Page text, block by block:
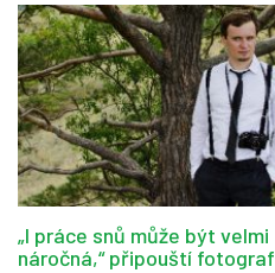
„I práce snů může být velmi
náročná,“ připouští fotograf